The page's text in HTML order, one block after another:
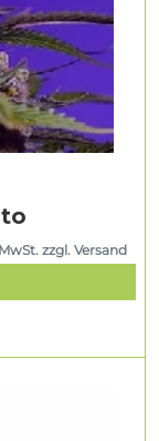
zzgl. Versand